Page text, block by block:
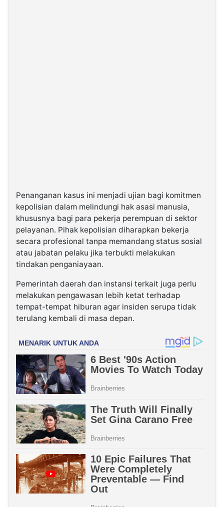
Penanganan kasus ini menjadi ujian bagi komitmen
kepolisian dalam melindungi hak asasi manusia,
khususnya bagi para pekerja perempuan di sektor
pelayanan. Pihak kepolisian diharapkan bekerja
secara profesional tanpa memandang status sosial
atau jabatan pelaku jika terbukti melakukan
tindakan penganiayaan.
Pemerintah daerah dan instansi terkait juga perlu
melakukan pengawasan lebih ketat terhadap
tempat-tempat hiburan agar insiden serupa tidak
terulang kembali di masa depan.